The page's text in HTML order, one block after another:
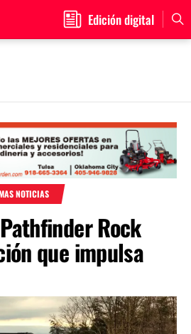
Edición digital
NOTICIAS
Rock
que impulsa